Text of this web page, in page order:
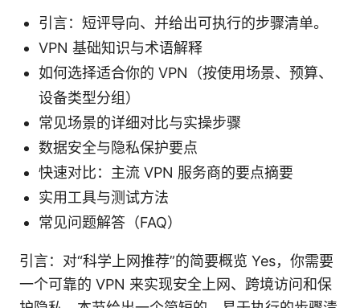
引言：短评导向、并给出可执行的步骤清单。
VPN 基础知识与术语解释
如何选择适合你的 VPN（按使用场景、预算、
设备类型分组）
常见场景的详细对比与实操步骤
数据安全与隐私保护要点
快速对比：主流 VPN 服务商的要点摘要
实用工具与测试方法
常见问题解答（FAQ）
引言：对“科学上网推荐”的简要概览 Yes，你需要
一个可靠的 VPN 来实现安全上网、跨境访问和保